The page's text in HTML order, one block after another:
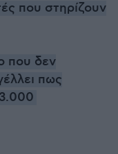
που στηρίζουν
που δεν
πως